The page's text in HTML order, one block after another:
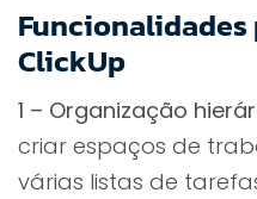
ClickUp
1 – Organização
criar espaços de
várias listas de